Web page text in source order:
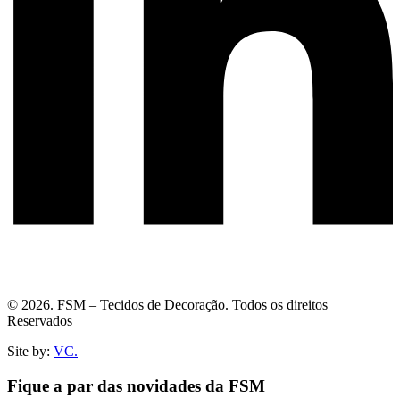
© 2026. FSM – Tecidos de Decoração. Todos os direitos
Reservados
Site by: VC.
Fique a par das novidades da FSM